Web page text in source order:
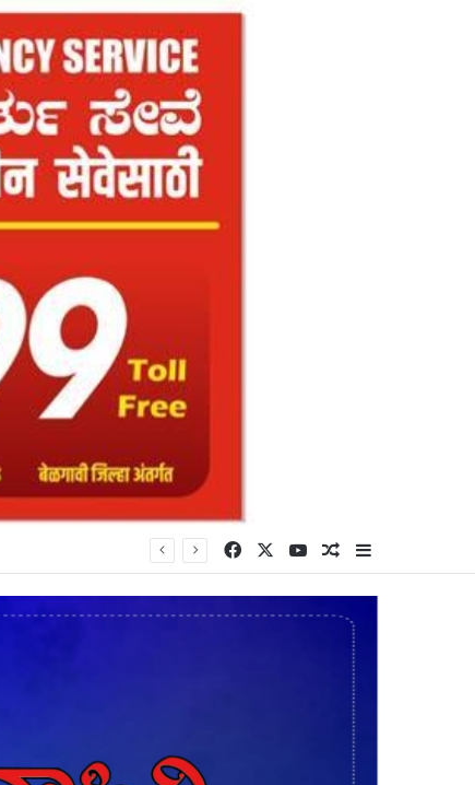
FacebookYouTubeRandom Article